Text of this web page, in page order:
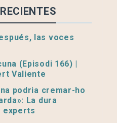
las voces
(Episodi 166) |
Valiente
podria cremar-ho
La dura
experts